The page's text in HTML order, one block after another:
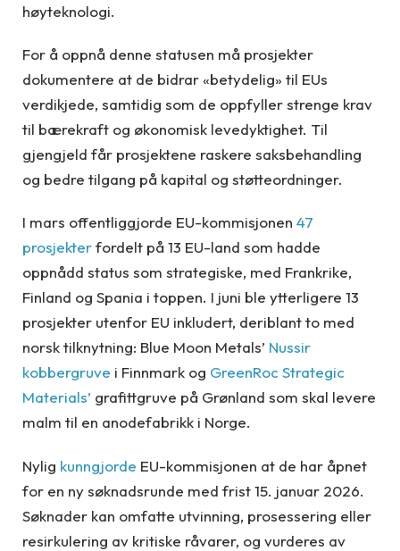
høyteknologi.
For å oppnå denne statusen må prosjekter
dokumentere at de bidrar «betydelig» til EUs
verdikjede, samtidig som de oppfyller strenge krav
til bærekraft og økonomisk levedyktighet. Til
gjengjeld får prosjektene raskere saksbehandling
og bedre tilgang på kapital og støtteordninger.
I mars offentliggjorde EU-kommisjonen 47
prosjekterfordelt på 13 EU-land som hadde
oppnådd status som strategiske, med Frankrike,
Finland og Spania i toppen. I juni ble ytterligere 13
prosjekter utenfor EU inkludert, deriblant to med
norsk tilknytning: Blue Moon Metals’ Nussir
kobbergruve i Finnmark og GreenRoc Strategic
Materials’ grafittgruve på Grønland som skal levere
malm til en anodefabrikk i Norge.
Nylig kunngjorde EU-kommisjonen at de har åpnet
for en ny søknadsrunde med frist 15. januar 2026.
Søknader kan omfatte utvinning, prosessering eller
resirkulering av kritiske råvarer, og vurderes av